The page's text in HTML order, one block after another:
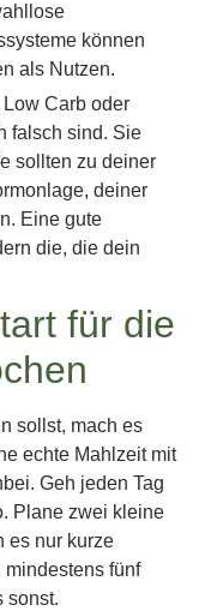
können
als Nutzen.
Carb oder
falsch sind. Sie
sollten zu deiner
deiner
Eine gute
die, die dein
für die
sollst, mach es
echte Mahlzeit mit
Geh jeden Tag
Plane zwei kleine
es nur kurze
mindestens fünf
sonst.